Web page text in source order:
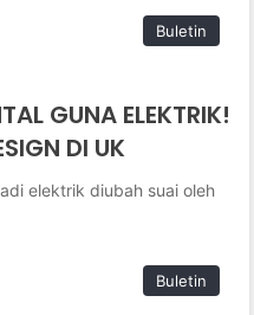
Buletin
GUNA ELEKTRIK!
DI UK
elektrik diubah suai oleh
Buletin